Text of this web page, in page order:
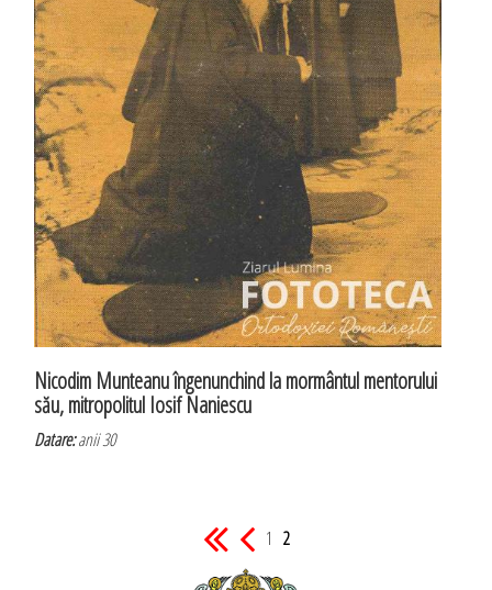
Nicodim Munteanu îngenunchind la mormântul mentorului
său, mitropolitul Iosif Naniescu
Datare:anii 30
1 2